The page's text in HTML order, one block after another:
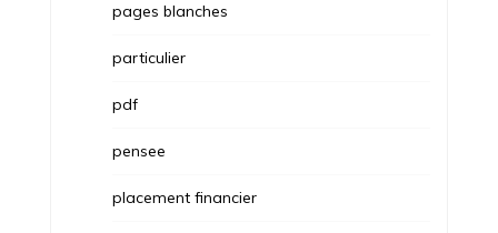
pages blanches
particulier
pdf
pensee
placement financier